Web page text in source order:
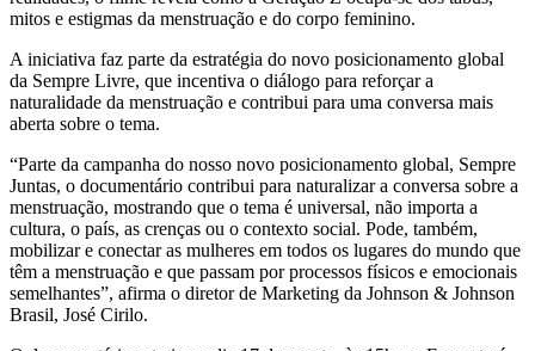
mitos e estigmas da menstruação e do corpo feminino.
A iniciativa faz parte da estratégia do novo posicionamento global
da Sempre Livre, que incentiva o diálogo para reforçar a
naturalidade da menstruação e contribui para uma conversa mais
aberta sobre o tema.
“Parte da campanha do nosso novo posicionamento global, Sempre
Juntas, o documentário contribui para naturalizar a conversa sobre a
menstruação, mostrando que o tema é universal, não importa a
cultura, o país, as crenças ou o contexto social. Pode, também,
mobilizar e conectar as mulheres em todos os lugares do mundo que
têm a menstruação e que passam por processos físicos e emocionais
semelhantes”, afirma o diretor de Marketing da Johnson & Johnson
Brasil, José Cirilo.